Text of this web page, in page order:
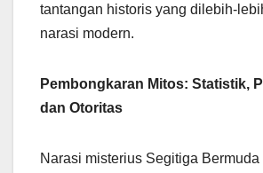
tantangan historis yang dilebih-
narasi modern.
Pembongkaran Mitos: Statistik,
dan Otoritas
Narasi misterius Segitiga Bermuda